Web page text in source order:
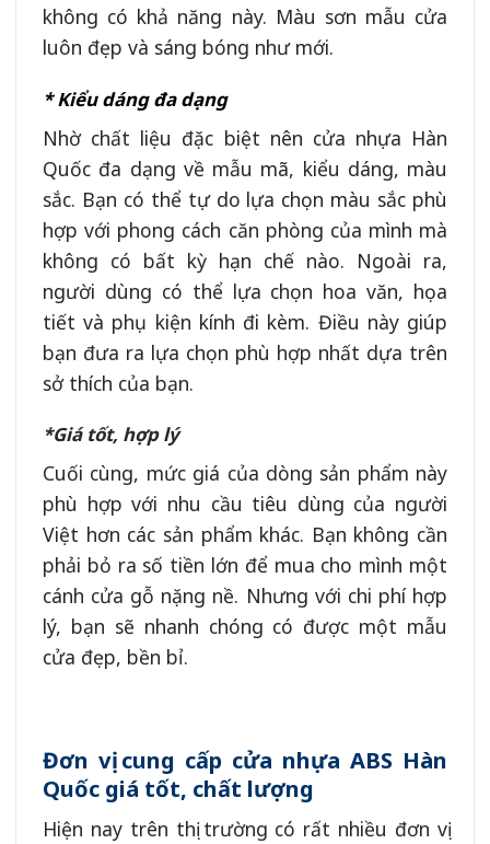
không có khả năng này. Màu sơn mẫu cửa
luôn đẹp và sáng bóng như mới.
* Kiểu dáng đa dạng
Nhờ chất liệu đặc biệt nên cửa nhựa Hàn
Quốc đa dạng về mẫu mã, kiểu dáng, màu
sắc. Bạn có thể tự do lựa chọn màu sắc phù
hợp với phong cách căn phòng của mình mà
không có bất kỳ hạn chế nào. Ngoài ra,
người dùng có thể lựa chọn hoa văn, họa
tiết và phụ kiện kính đi kèm. Điều này giúp
bạn đưa ra lựa chọn phù hợp nhất dựa trên
sở thích của bạn.
*Giá tốt, hợp lý
Cuối cùng, mức giá của dòng sản phẩm này
phù hợp với nhu cầu tiêu dùng của người
Việt hơn các sản phẩm khác. Bạn không cần
phải bỏ ra số tiền lớn để mua cho mình một
cánh cửa gỗ nặng nề. Nhưng với chi phí hợp
lý, bạn sẽ nhanh chóng có được một mẫu
cửa đẹp, bền bỉ.
Đơn vị cung cấp cửa nhựa ABS Hàn
Quốc giá tốt, chất lượng
Hiện nay trên thị trường có rất nhiều đơn vị